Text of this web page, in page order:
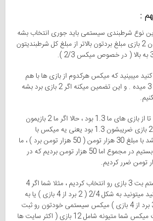
:
نوع شرطبندی سیستمی باید جوری انتخاب بشه
که در صورت برد شدن 2 بازی مبلغ بردتون بالاتر از مبلغ کل شرطبندیتون
کنید میبینید که میکس هرکدوم از بازی ها با هم
دیگه ضریبی بالاتر از 3 میده . و این تضمین میکنه اگر 2 بازی برد بشه
فرض کنید ضریب 2 تا از بازی های ما 1.3 بود ، حالا اگر ما 2 بازیمون
هم برد میشد و اون 2 بازی ضریبشون 1.3 بود یعنی یه میکس با
ضریب 1.69 برد میشد با مبلغ 30 هزار تومن ( 50 هزار تومن برد ) ، ما
90 هزار تومن شرط بستیم در مجموع اما 50 هزار تومن بردیم که در
ما میکس سیستم بت 3 بازی رو انتخاب کردیم ، مثلا شما اگر 4
بازی انتخاب کنید میتونید به شکل 2/4 ( 2 برد از 4 بازی ) یا به
صورت 3/4 ( 3 برد از 4 بازی ) میکس سیستمی خودتون رو ثبت
کنید ، در نهایت میکس شما متیونه شامل 12 بازی ( اکثر سایت ها